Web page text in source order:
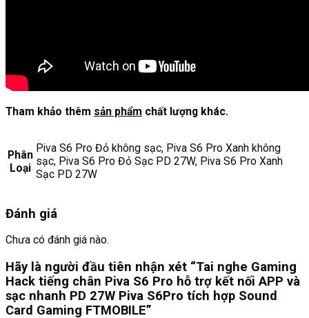
Tham khảo thêm sản phẩm chất lượng khác.
Phân
Loại
Piva S6 Pro Đỏ không sạc, Piva S6 Pro Xanh không
sạc, Piva S6 Pro Đỏ Sạc PD 27W, Piva S6 Pro Xanh
Sạc PD 27W
Đánh giá
Chưa có đánh giá nào.
Hãy là người đầu tiên nhận xét “Tai nghe Gaming
Hack tiếng chân Piva S6 Pro hỗ trợ kết nối APP và
sạc nhanh PD 27W Piva S6Pro tích hợp Sound
Card Gaming FTMOBILE”